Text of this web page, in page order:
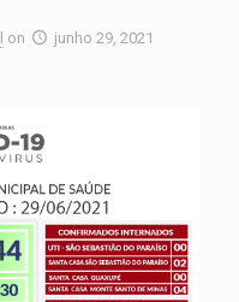
on junho 29, 2021